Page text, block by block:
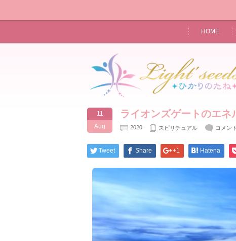
HOME
11
Aug
ライオンズゲートのエネ
2020 スピリチュアル
ラ
ン
ズ
ー
は
コメン
Tweet Share +1 Hatena